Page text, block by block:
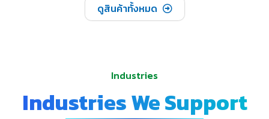
ดูสินค้าทั้งหมด
Industries
Industries We Support